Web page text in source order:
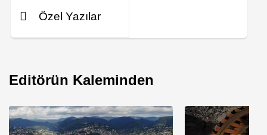
Özel Yazılar
Editörün Kaleminden